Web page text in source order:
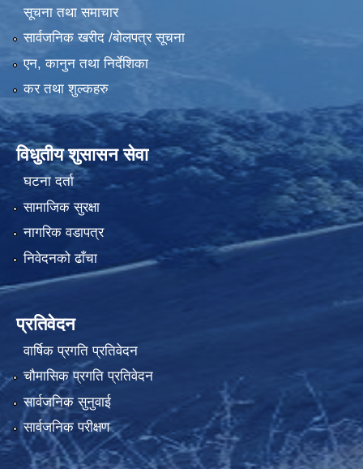
सूचना तथा समाचार
सार्वजनिक खरीद /बोलपत्र सूचना
एन, कानुन तथा निर्देशिका
कर तथा शुल्कहरु
विधुतीय शुसासन सेवा
घटना दर्ता
सामाजिक सुरक्षा
नागरिक वडापत्र
निवेदनको ढाँचा
प्रतिवेदन
वार्षिक प्रगति प्रतिवेदन
चौमासिक प्रगति प्रतिवेदन
सार्वजनिक सुनुवाई
सार्वजनिक परीक्षण